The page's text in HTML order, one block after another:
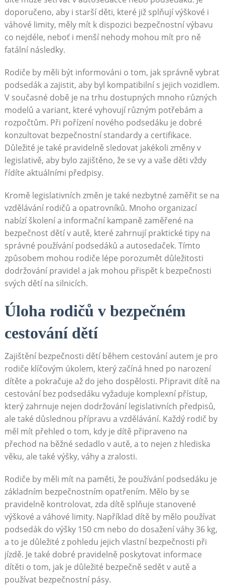
doporučeno, aby i starší děti, které již splňují výškové i
váhové limity, měly mít k dispozici bezpečnostní výbavu
co nejdéle, neboť i menší nehody mohou mít pro ně
fatální následky.
Rodiče by měli být informováni o tom, jak správně vybrat
podsedák a zajistit, aby byl kompatibilní s jejich vozidlem.
V současné době je na trhu dostupných mnoho různých
modelů a variant, které vyhovují různým potřebám a
rozpočtům. Při pořízení nového podsedáku je dobré
konzultovat bezpečnostní standardy a certifikace.
Důležité je také pravidelně sledovat jakékoli změny v
legislativě, aby bylo zajištěno, že se vy a vaše děti vždy
řídíte aktuálními předpisy.
Kromě legislativních změn je také nezbytné zaměřit se na
vzdělávání rodičů a opatrovníků. Mnoho organizací
nabízí školení a informační kampaně zaměřené na
bezpečnost dětí v autě, které zahrnují praktické tipy na
správné používání podsedáků a autosedaček. Tímto
způsobem mohou rodiče lépe porozumět důležitosti
dodržování pravidel a jak mohou přispět k bezpečnosti
svých dětí na silnicích.
Úloha rodičů v bezpečném
cestování dětí
Zajištění bezpečnosti dětí během cestování autem je pro
rodiče klíčovým úkolem, který začíná hned po narození
dítěte a pokračuje až do jeho dospělosti. Připravit dítě na
cestování bez podsedáku vyžaduje komplexní přístup,
který zahrnuje nejen dodržování legislativních předpisů,
ale také důslednou přípravu a vzdělávání. Každý rodič by
měl mít přehled o tom, kdy je dítě připraveno na
přechod na běžné sedadlo v autě, a to nejen z hlediska
věku, ale také výšky, váhy a zralosti.
Rodiče by měli mít na paměti, že používání podsedáku je
základním bezpečnostním opatřením. Mělo by se
pravidelně kontrolovat, zda dítě splňuje stanovené
výškové a váhové limity. Například dítě by mělo používat
podsedák do výšky 150 cm nebo do dosažení váhy 36 kg,
a to je důležité z pohledu jejich vlastní bezpečnosti při
jízdě. Je také dobré pravidelně poskytovat informace
dítěti o tom, jak je důležité bezpečně sedět v autě a
používat bezpečnostní pásy.